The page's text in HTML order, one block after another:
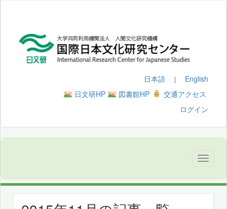
日本語 ｜ English
日文研HP
図書館HP
交通アクセス
ログイン